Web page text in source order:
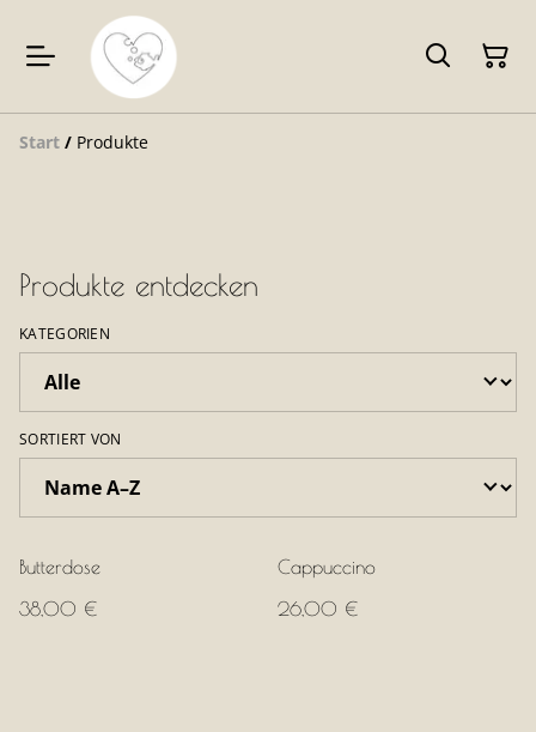
Start / Produkte
Produkte entdecken
KATEGORIEN
SORTIERT VON
Butterdose
38,00 €
Cappuccino
26,00 €